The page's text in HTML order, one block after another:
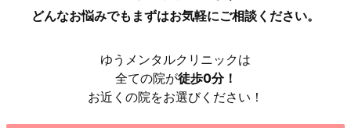
どんなお悩みでもまずはお気軽にご相談ください。
ゆうメンタルクリニックは
全ての院が徒歩0分！
お近くの院をお選びください！